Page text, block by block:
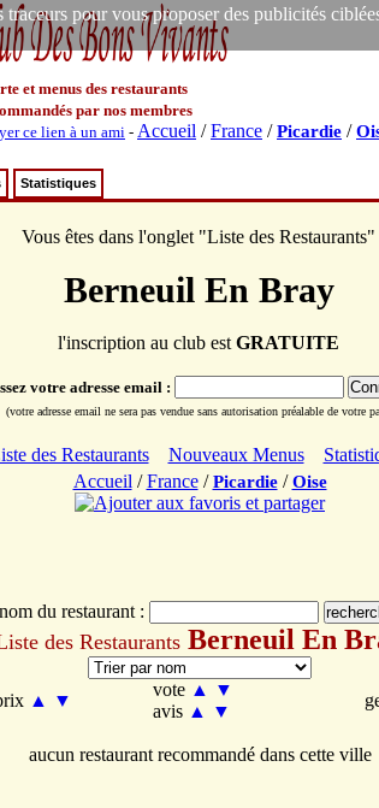
pour vous proposer des publicités
et menus des restaurants
par nos membres
ce lien à un ami - Accueil /France /Picardie /
Statistiques
Vous êtes dans l'onglet "Liste des Restaurants"
Berneuil En Bray
l'inscription au club est GRATUITE
votre adresse email :
(votre adresse email ne sera pas vendue sans autorisation préalable de votre
des Restaurants Nouveaux Menus
Accueil /France/Picardie/Oise
nom du restaurant :
des Restaurants Berneuil En
▲ ▼
vote ▲
▼
avis ▲ ▼
aucun restaurant recommandé dans cette ville